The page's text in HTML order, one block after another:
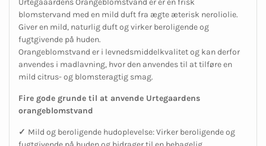
blomstervand med en mild duft fra ægte æterisk neroliolie.
Giver en mild, naturlig duft og virker beroligende og
fugtgivende på huden.
Orangeblomstvand er i levnedsmiddelkvalitet og kan derfor
anvendes i madlavning, hvor den anvendes til at tilføre en
mild citrus- og blomsteragtig smag.
Fire gode grunde til at anvende Urtegaardens
orangeblomstvand
✓ Mild og beroligende hudoplevelse: Virker beroligende og